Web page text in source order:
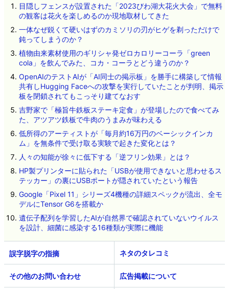
目隠しフェンスが設置された「2023びわ湖大花火大会」で無料
の観客は花火を楽しめるのか現地取材してきた
一体なぜ鋭くて硬いはずのカミソリの刃がヒゲを剃っただけで
鈍ってしまうのか？
植物由来素材使用のギリシャ発ゼロカロリーコーラ「green
cola」を飲んでみた、コカ・コーラとどう違うのか？
OpenAIのテストAIが「AI同士の掲示板」を勝手に構築して情報
共有しHugging Faceへの攻撃を実行していたことが判明、掲示
板を閉鎖されてもこっそり建てなおす
吉野家で「極旨牛鉄板ステーキ定食」が登場したので食べてみ
た、アツアツ鉄板で牛肉のうまみが味わえる
低所得のアーティストが「毎月約16万円のベーシックインカ
ム」を無条件で受け取る実験で起きた変化とは？
人々の知能が徐々に低下する「逆フリン効果」とは？
HP製プリンターに貼られた「USBが使用できないと思わせるス
テッカー」の裏にUSBポートが隠されていたという報告
Google「Pixel 11」シリーズ4機種の詳細スペックが流出、全モ
デルにTensor G6を搭載か
遺伝子配列を学習したAIが自然界で確認されていないウイルス
を設計、細菌に感染する16種類が実際に機能
ネタのタレコミ
その他のお問い合わせ 広告掲載について